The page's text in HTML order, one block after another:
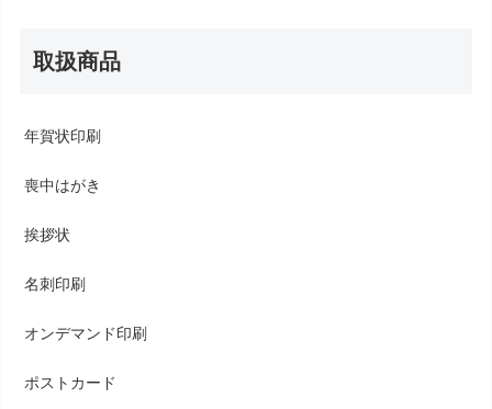
取扱商品
年賀状印刷
喪中はがき
挨拶状
名刺印刷
オンデマンド印刷
ポストカード